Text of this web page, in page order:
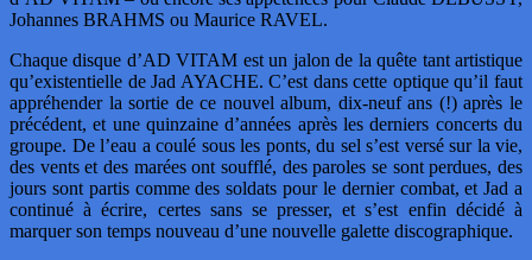
Johannes BRAHMS ou Maurice RAVEL.
Chaque disque d’AD VITAM est un jalon de la quête tant artistique
qu’existentielle de Jad AYACHE. C’est dans cette optique qu’il faut
appréhender la sortie de ce nouvel album, dix-neuf ans (!) après le
précédent, et une quinzaine d’années après les derniers concerts du
groupe. De l’eau a coulé sous les ponts, du sel s’est versé sur la vie,
des vents et des marées ont soufflé, des paroles se sont perdues, des
jours sont partis comme des soldats pour le dernier combat, et Jad a
continué à écrire, certes sans se presser, et s’est enfin décidé à
marquer son temps nouveau d’une nouvelle galette discographique.